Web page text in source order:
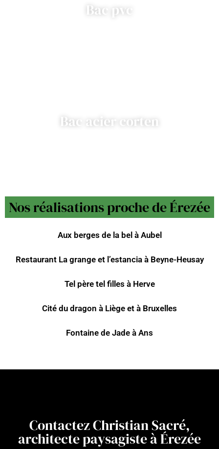
Bac pvc
Bac acier corten
Nos réalisations proche de Érezée
Aux berges de la bel à Aubel
Restaurant La grange et l’estancia à Beyne-Heusay
Tel père tel filles à Herve
Cité du dragon à Liège et à Bruxelles
Fontaine de Jade à Ans
Contactez Christian Sacré,
architecte paysagiste à Érezée